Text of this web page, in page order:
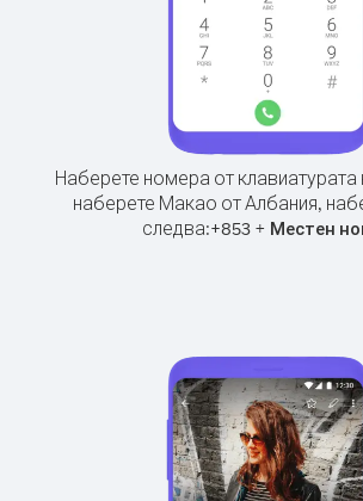
Наберете номера от клавиатурата
наберете Макао от Албания,
следва:+853+ Местен